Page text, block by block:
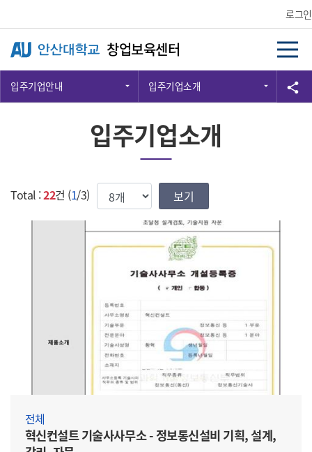
Skip Menu 로그인
창업보육센터
입주기업안내 입주기업소개 공
share
입주기업소개
Total :22건 (1/3) 한번에 보여질 게시물 갯수
전체
혁신컨설트 기술사사무소 - 정보통신설비 기획, 설계,